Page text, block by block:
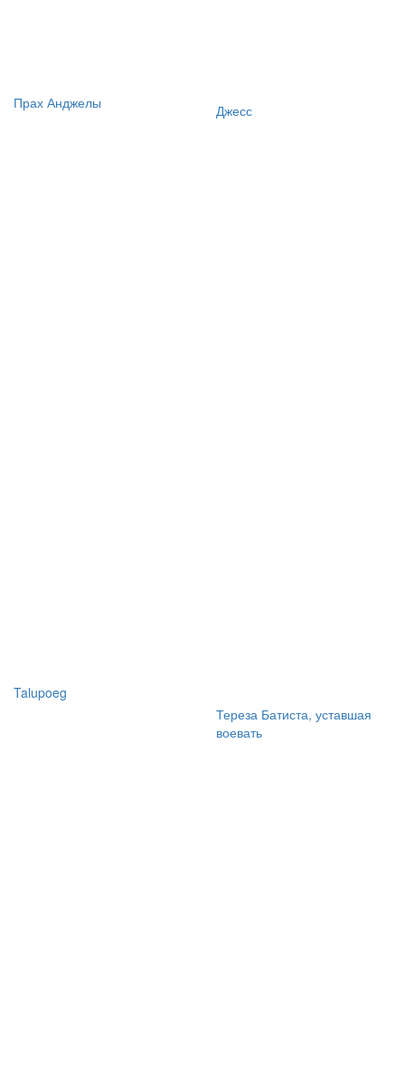
Прах Анджелы Джесс
Talupoeg
Тереза Батиста, уставшая
воевать